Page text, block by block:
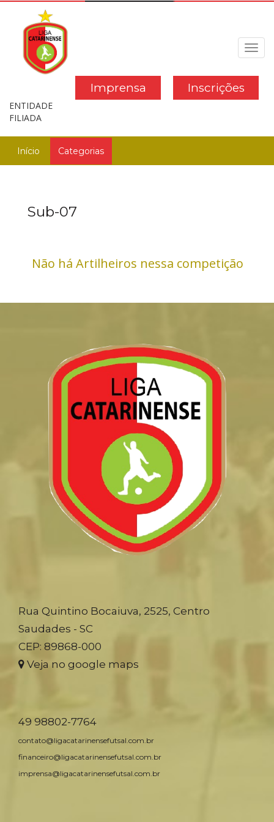
Inscrições
Imprensa
ENTIDADE
FILIADA
Início Categorias
Sub-07
Não há Artilheiros nessa competição
Rua Quintino Bocaiuva, 2525, Centro
Saudades - SC
CEP: 89868-000
Veja no google maps
49 98802-7764
contato@ligacatarinensefutsal.com.br
financeiro@ligacatarinensefutsal.com.br
imprensa@ligacatarinensefutsal.com.br